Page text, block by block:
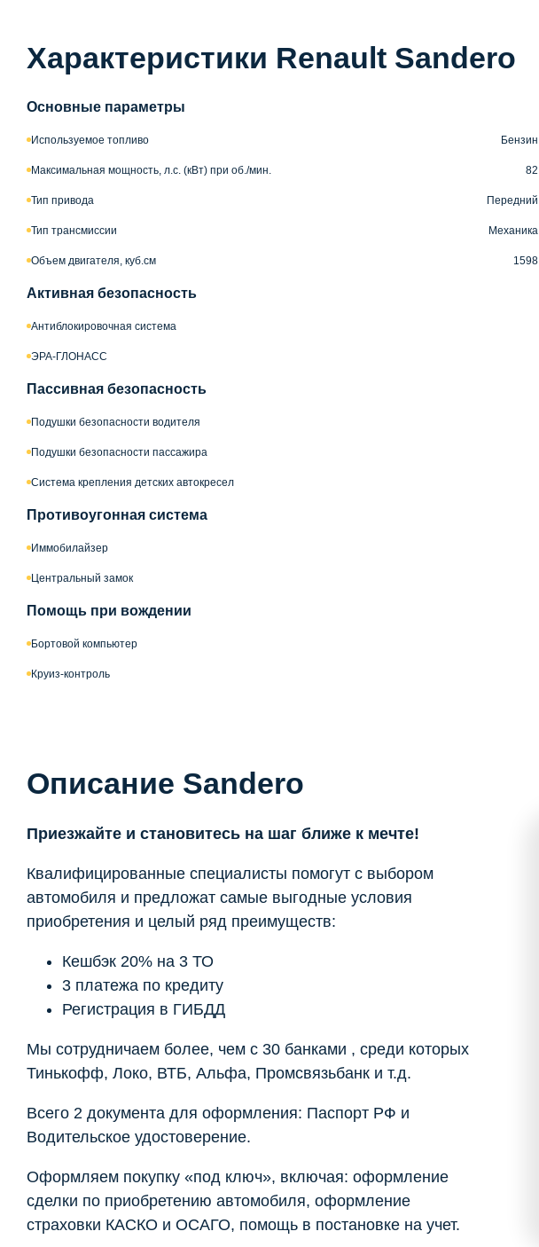
Характеристики Renault Sandero
Основные параметры
Используемое топливо Бензин
Максимальная мощность, л.с. (кВт) при об./мин. 82
Тип привода Передний
Тип трансмиссии Механика
Объем двигателя, куб.см 1598
Активная безопасность
Антиблокировочная система
ЭРА-ГЛОНАСС
Пассивная безопасность
Подушки безопасности водителя
Подушки безопасности пассажира
Система крепления детских автокресел
Противоугонная система
Иммобилайзер
Центральный замок
Помощь при вождении
Бортовой компьютер
Круиз-контроль
Описание Sandero
Приезжайте и становитесь на шаг ближе к мечте!
Квалифицированные специалисты помогут с выбором
автомобиля и предложат самые выгодные условия
приобретения и целый ряд преимуществ:
Кешбэк 20% на 3 ТО
3 платежа по кредиту
Регистрация в ГИБДД
Мы сотрудничаем более, чем с 30 банками , среди которых
Тинькофф, Локо, ВТБ, Альфа, Промсвязьбанк и т.д.
Всего 2 документа для оформления: Паспорт РФ и
Водительское удостоверение.
Оформляем покупку «под ключ», включая: оформление
сделки по приобретению автомобиля, оформление
страховки КАСКО и ОСАГО, помощь в постановке на учет.